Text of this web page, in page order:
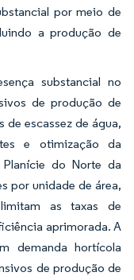
por meio de
a produção de
substancial no
de produção de
escassez de água,
e otimização da
do Norte da
por unidade de área,
as taxas de
aprimorada. A
demanda hortícola
de produção de